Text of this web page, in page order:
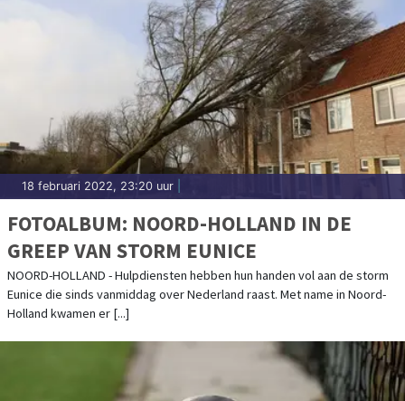
18 februari 2022, 23:20 uur
FOTOALBUM: NOORD-HOLLAND IN DE
GREEP VAN STORM EUNICE
NOORD-HOLLAND - Hulpdiensten hebben hun handen vol aan de storm
Eunice die sinds vanmiddag over Nederland raast. Met name in Noord-
Holland kwamen er [...]